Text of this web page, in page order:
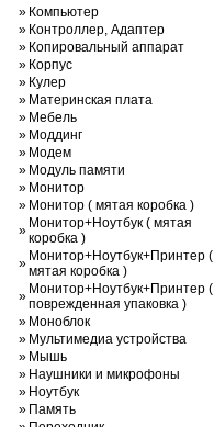
» Компьютер
» Контроллер, Адаптер
» Копировальный аппарат
» Корпус
» Кулер
» Материнская плата
» Мебель
» Моддинг
» Модем
» Модуль памяти
» Монитор
» Монитор ( мятая коробка )
» Монитор+Ноутбук ( мятая
коробка )
» Монитор+Ноутбук+Принтер (
мятая коробка )
» Монитор+Ноутбук+Принтер (
поврежденная упаковка )
» Моноблок
» Мультимедиа устройства
» Мышь
» Наушники и микрофоны
» Ноутбук
» Память